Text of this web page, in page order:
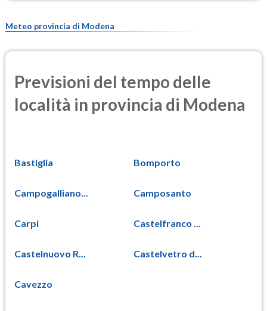
Meteo provincia di Modena
Previsioni del tempo delle
località in provincia di Modena
Bastiglia Bomporto
Campogalliano... Camposanto
Carpi Castelfranco ...
Castelnuovo R... Castelvetro d...
Cavezzo